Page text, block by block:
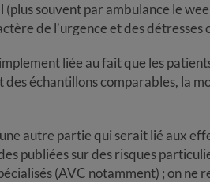
(plus souvent par ambulance le
de l’urgence et des détresses
liée au fait que les
des échantillons comparables, la
autre partie qui serait lié aux
publiées sur des risques
(AVC notamment) ; on ne